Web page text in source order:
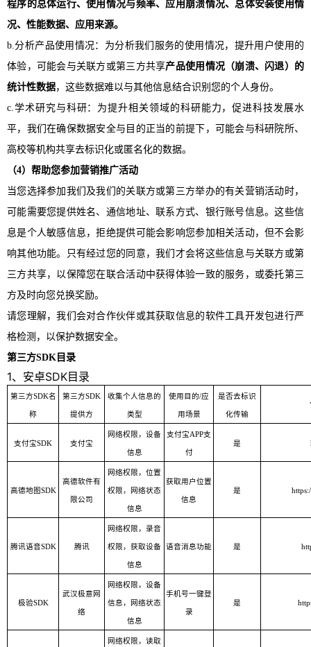
程序的总体运行、使用情况与频率、应用崩溃情况、总体安装使用情
况、性能数据、应用来源。
b.分析产品使用情况：为分析我们服务的使用情况，提升用户使用的
体验，可能会与关联方或第三方共享产品使用情况（崩溃、闪退）的
统计性数据，这些数据难以与其他信息结合识别您的个人身份。
c.学术研究与科研：为提升相关领域的科研能力，促进科技发展水
平，我们在确保数据安全与目的正当的前提下，可能会与科研院所、
高校等机构共享去标识化或匿名化的数据。
（4）帮助您参加营销推广活动
当您选择参加我们及我们的关联方或第三方举办的有关营销活动时，
可能需要您提供姓名、通信地址、联系方式、银行账号信息。这些信
息是个人敏感信息，拒绝提供可能会影响您参加相关活动，但不会影
响其他功能。只有经过您的同意，我们才会将这些信息与关联方或第
三方共享，以保障您在联合活动中获得体验一致的服务，或委托第三
方及时向您兑换奖励。
请您理解，我们会对合作伙伴或其获取信息的软件工具开发包进行严
格检测，以保护数据安全。
第三方SDK目录
1、安卓SDK目录
第三方SDK名
称
第三方SDK
提供方
收集个人信息的
类型
使用目的/应
用场景
是否去标识
化传输
支付宝SDK 支付宝
网络权限 ， 设备
信息
支付宝APP支
付
是
高德地图SDK
高德软件有
限公司
网络权限，位置
权限 ， 网络状态
信息
获取用户位置
信息
是
腾讯语音SDK 腾讯
网络权限 ， 录音
权限 ， 获取设备
信息
语音消息功能 是
极验SDK
武汉极意网
络
网络权限 ， 设备
信息 ， 网络状态
信息
手机号一键登
录
是
网络权限 ， 读取